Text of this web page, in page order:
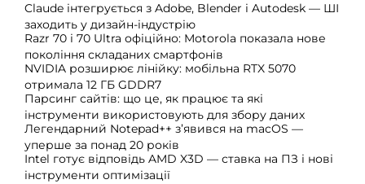
Claude інтегрується з Adobe, Blender і Autodesk — ШІ
заходить у дизайн-індустрію
Razr 70 і 70 Ultra офіційно: Motorola показала нове
покоління складаних смартфонів
NVIDIA розширює лінійку: мобільна RTX 5070
отримала 12 ГБ GDDR7
Парсинг сайтів: що це, як працює та які
інструменти використовують для збору даних
Легендарний Notepad++ з’явився на macOS —
уперше за понад 20 років
Intel готує відповідь AMD X3D — ставка на ПЗ і нові
інструменти оптимізації